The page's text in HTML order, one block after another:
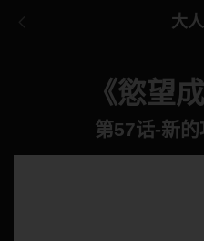
大
《慾望
第57话-新